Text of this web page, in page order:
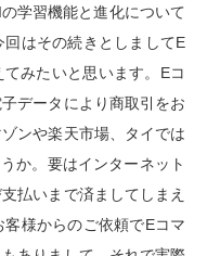
学習機能と進化について
はその続きとしましてE
みたいと思います。Eコ
データにより商取引をお
ンや楽天市場、タイでは
か。要はインターネット
払いまで済ましてしまえ
様からのご依頼でEコマ